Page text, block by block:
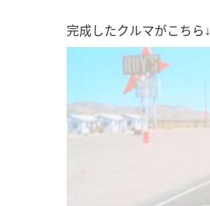
完成したクルマがこちら↓